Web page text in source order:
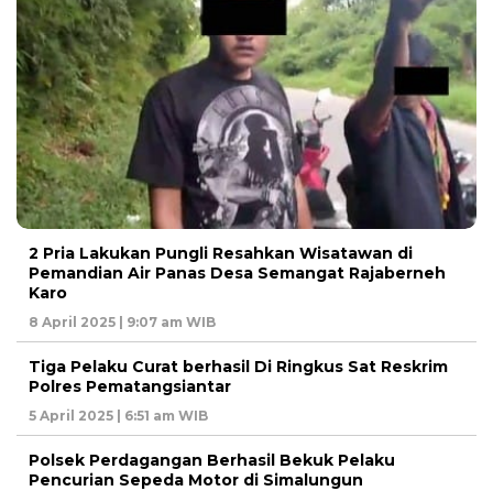
2 Pria Lakukan Pungli Resahkan Wisatawan di
Pemandian Air Panas Desa Semangat Rajaberneh
Karo
8 April 2025 | 9:07 am WIB
Tiga Pelaku Curat berhasil Di Ringkus Sat Reskrim
Polres Pematangsiantar
5 April 2025 | 6:51 am WIB
Polsek Perdagangan Berhasil Bekuk Pelaku
Pencurian Sepeda Motor di Simalungun